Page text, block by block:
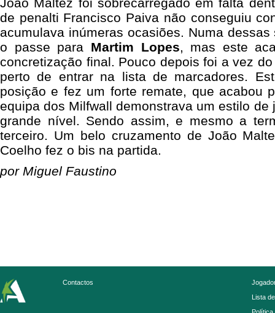
de penalti Francisco Paiva não conseguiu
acumulava inúmeras ocasiões. Numa
o passe para Martim Lopes, mas este
concretização final. Pouco depois foi a vez
perto de entrar na lista de marcadores.
posição e fez um forte remate, que acabou
equipa dos Milfwall demonstrava um estilo
grande nível. Sendo assim, e mesmo a
terceiro. Um belo cruzamento de João
Coelho fez o bis na partida.
por Miguel Faustino
Contactos
Lista